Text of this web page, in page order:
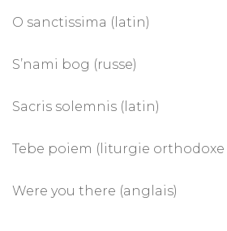
O sanctissima (latin)
S’nami bog (russe)
Sacris solemnis (latin)
Tebe poiem (liturgie orthodoxe
Were you there (anglais)